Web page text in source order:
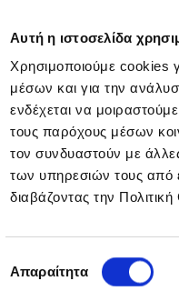
Αυτή η ιστοσελίδα
Χρησιμοποιούμε cookies
μέσων και για την
ενδέχεται να
τους παρόχους μέσων
τον συνδυαστούν με
των υπηρεσιών τους από
διαβάζοντας την
συγκατάθεσης
Απαραίτητα
Εθνικές Ομάδες